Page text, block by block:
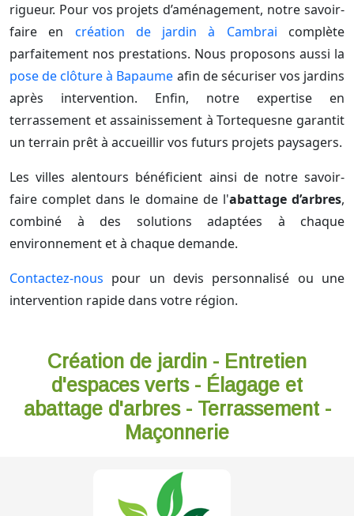
rigueur. Pour vos projets d’aménagement, notre savoir-
faire en création de jardin à Cambrai complète
parfaitement nos prestations. Nous proposons aussi la
pose de clôture à Bapaume afin de sécuriser vos jardins
après intervention. Enfin, notre expertise en
terrassement et assainissement à Tortequesne garantit
un terrain prêt à accueillir vos futurs projets paysagers.
Les villes alentours bénéficient ainsi de notre savoir-
faire complet dans le domaine de l'abattage d’arbres,
combiné à des solutions adaptées à chaque
environnement et à chaque demande.
Contactez-nous pour un devis personnalisé ou une
intervention rapide dans votre région.
Création de jardin - Entretien
d'espaces verts - Élagage et
abattage d'arbres - Terrassement -
Maçonnerie